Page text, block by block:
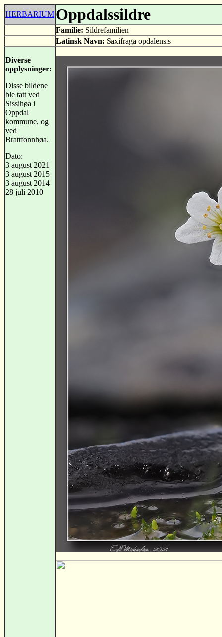
HERBARIUM Oppdalssildre
Familie: Sildrefamilien
Latinsk Navn: Saxifraga opdalensis
Diverse
opplysninger:
Disse bildene
ble tatt ved
Sissihøa i
Oppdal
kommune, og
ved
Brattfonnhøa.
Dato:
3 august 2021
3 august 2015
3 august 2014
28 juli 2010